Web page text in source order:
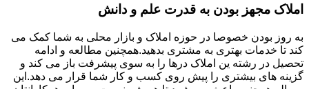
املاک مجهز بودن به قدرت علم و دانش
به روز بودن خصوصا در حوزه املاک و بازار محلی به شما کمک می
کند تا خدمات بهتری به مشتری بدهید.همچنین مطالعه و ادامه
تحصیل در رشته ین املاک درها را به سوی پیشرفت باز می کند و
گزینه های بیشتری را پیش روی کسب و کار شما قرار می دهد.این